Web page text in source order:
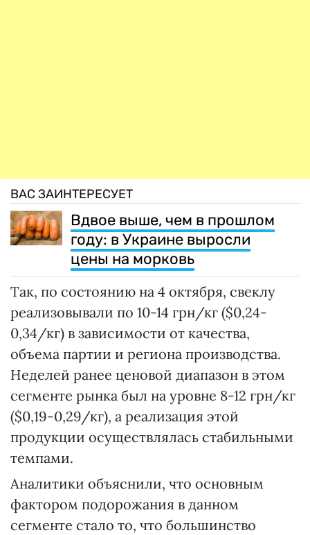
ВАС ЗАИНТЕРЕСУЕТ
Вдвое выше, чем в прошлом
году: в Украине выросли
цены на морковь
Так, по состоянию на 4 октября, свеклу
реализовывали по 10-14 грн/кг ($0,24-
0,34/кг) в зависимости от качества,
объема партии и региона производства.
Неделей ранее ценовой диапазон в этом
сегменте рынка был на уровне 8-12 грн/кг
($0,19-0,29/кг), а реализация этой
продукции осуществлялась стабильными
темпами.
Аналитики объяснили, что основным
фактором подорожания в данном
сегменте стало то, что большинство